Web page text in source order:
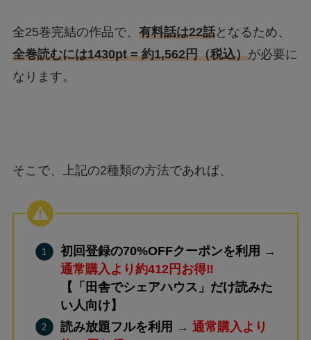
全25巻完結の作品で、 有料話は22話となるため、
全巻読むには1430pt = 約1,562円（税込）が必要に
なります。
そこで、上記の2種類の方法であれば、
初回登録の70%OFFクーポンを利用 →
通常購入より約412円お得‼
【「田舎でシェアハウス」だけ読みた
い人向け】
読み放題フルを利用 → 通常購入より